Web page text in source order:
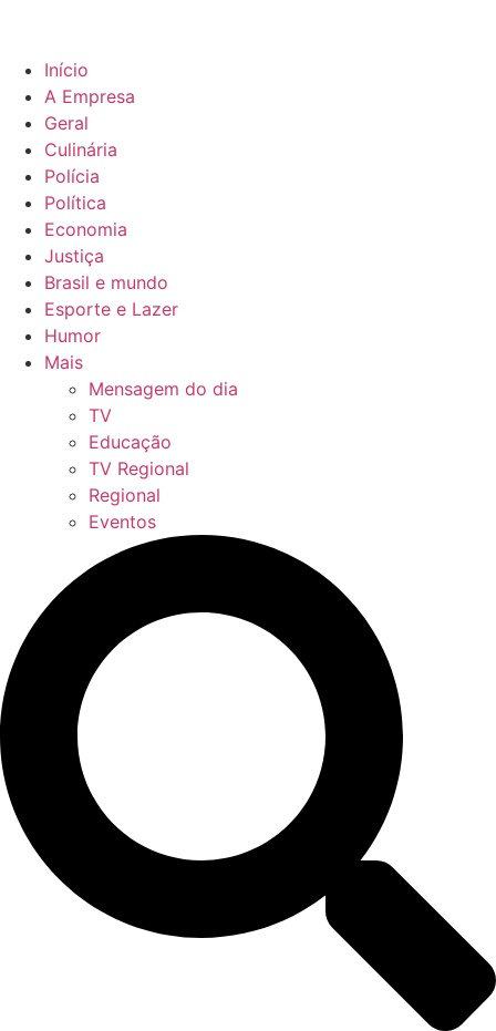
Início
A Empresa
Geral
Culinária
Polícia
Política
Economia
Justiça
Brasil e mundo
Esporte e Lazer
Humor
Mais
Mensagem do dia
TV
Educação
TV Regional
Regional
Eventos